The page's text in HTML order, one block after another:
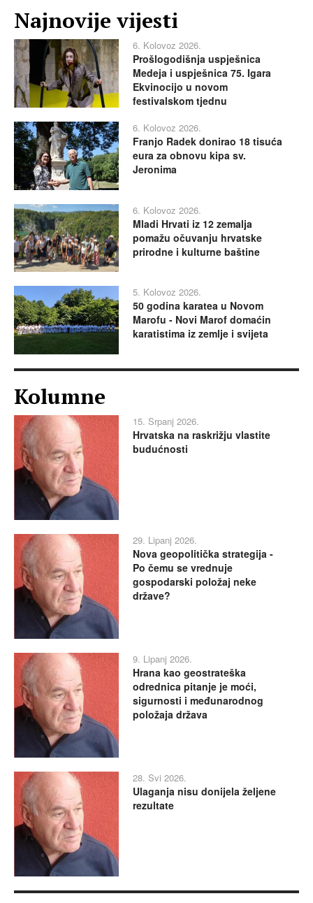
Najnovije vijesti
6. Kolovoz 2026.
Prošlogodišnja uspješnica
Medeja i uspješnica 75. Igara
Ekvinocijo u novom
festivalskom tjednu
6. Kolovoz 2026.
Franjo Radek donirao 18 tisuća
eura za obnovu kipa sv.
Jeronima
6. Kolovoz 2026.
Mladi Hrvati iz 12 zemalja
pomažu očuvanju hrvatske
prirodne i kulturne baštine
5. Kolovoz 2026.
50 godina karatea u Novom
Marofu - Novi Marof domaćin
karatistima iz zemlje i svijeta
Kolumne
15. Srpanj 2026.
Hrvatska na raskrižju vlastite
budućnosti
29. Lipanj 2026.
Nova geopolitička strategija -
Po čemu se vrednuje
gospodarski položaj neke
države?
9. Lipanj 2026.
Hrana kao geostrateška
odrednica pitanje je moći,
sigurnosti i međunarodnog
položaja država
28. Svi 2026.
Ulaganja nisu donijela željene
rezultate